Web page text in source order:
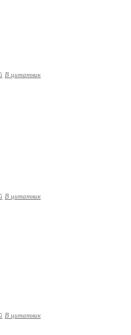
В цитатник
В цитатник
В цитатник